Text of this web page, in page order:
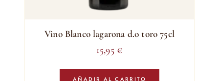
Vino Blanco lagarona d.o toro 75cl
15,95 €
AÑADIR AL CARRITO